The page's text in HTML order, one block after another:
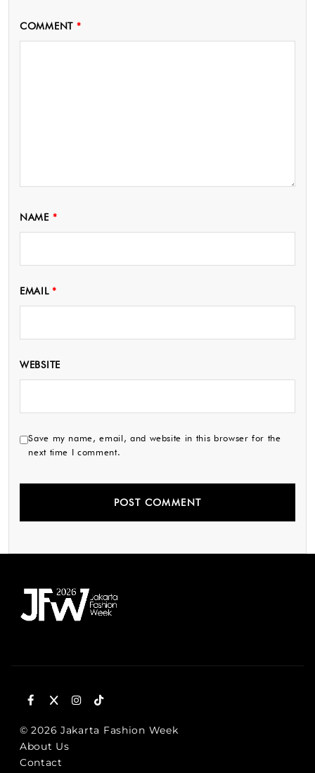
COMMENT *
NAME *
EMAIL*
WEBSITE
Save my name, email, and website in this browser for the
next time I comment.
© 2026 Jakarta Fashion Week
About Us
Contact